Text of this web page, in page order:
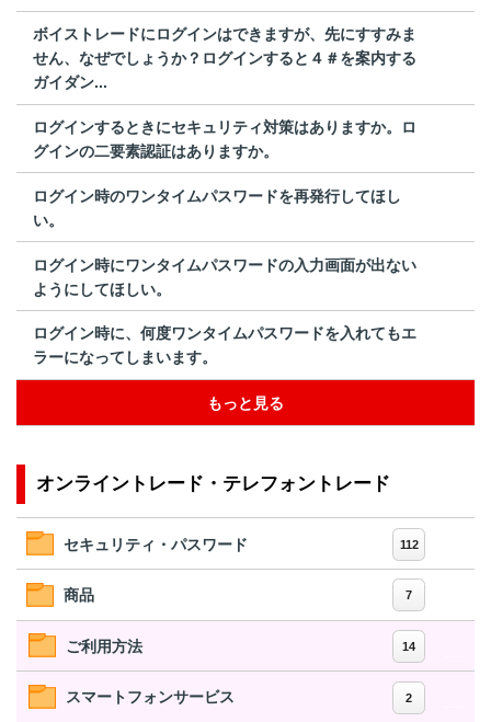
ボイストレードにログインはできますが、先にすすみま
せん、なぜでしょうか？ログインすると４＃を案内する
ガイダン...
ログインするときにセキュリティ対策はありますか。ロ
グインの二要素認証はありますか。
ログイン時のワンタイムパスワードを再発行してほし
い。
ログイン時にワンタイムパスワードの入力画面が出ない
ようにしてほしい。
ログイン時に、何度ワンタイムパスワードを入れてもエ
ラーになってしまいます。
もっと見る
オンライントレード・テレフォントレード
セキュリティ・パスワード 112
商品 7
ご利用方法 14
スマートフォンサービス 2